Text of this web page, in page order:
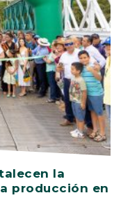
la
producción en